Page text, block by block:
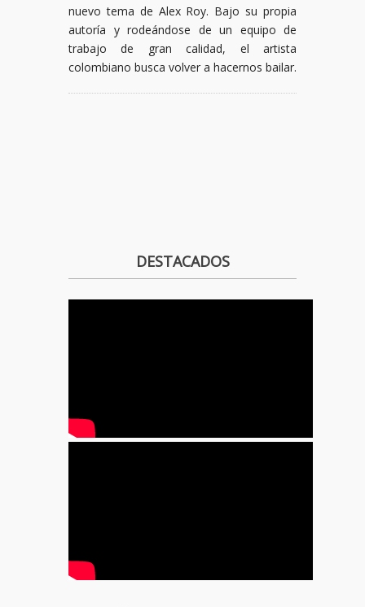
nuevo tema de Alex Roy. Bajo su propia
autoría y rodeándose de un equipo de
trabajo de gran calidad, el artista
colombiano busca volver a hacernos bailar.
DESTACADOS